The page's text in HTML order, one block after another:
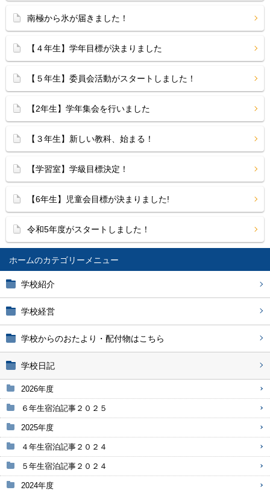
ホーム
学校紹介
学校経営
学校からのおたより・配付物はこちら
学校日記
2026年度
６年生宿泊記事２０２５
2025年度
４年生宿泊記事２０２４
５年生宿泊記事２０２４
2024年度
南極から氷が届きました！
【４年生】学年目標が決まりました
【５年生】委員会活動がスタートしました！
【2年生】学年集会を行いました
【３年生】新しい教科、始まる！
【学習室】学級目標決定！
【6年生】児童会目標が決まりました!
令和5年度がスタートしました！